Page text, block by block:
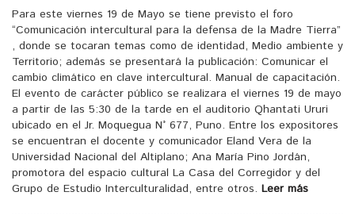
"Maestría en Religiones y culturas Andinas"
Para este viernes 19 de Mayo se tiene previsto el foro
“Comunicación intercultural para la defensa de la Madre Tierra”
, donde se tocaran temas como de identidad, Medio ambiente y
Territorio; además se presentará la publicación: Comunicar el
cambio climático en clave intercultural. Manual de capacitación.
El evento de carácter público se realizara el viernes 19 de mayo
a partir de las 5:30 de la tarde en el auditorio Qhantati Ururi
ubicado en el Jr. Moquegua N° 677, Puno. Entre los expositores
se encuentran el docente y comunicador Eland Vera de la
Universidad Nacional del Altiplano; Ana María Pino Jordán,
promotora del espacio cultural La Casa del Corregidor y del
Grupo de Estudio Interculturalidad, entre otros. Leer más